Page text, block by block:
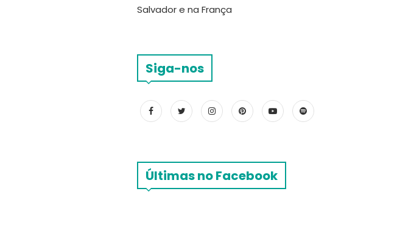
Salvador e na França
Siga-nos
Últimas no Facebook